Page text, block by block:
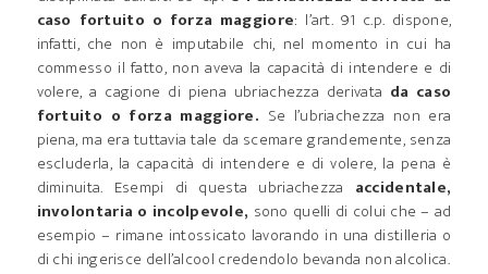
caso fortuito o forza maggiore: l’art. 91 c.p. dispone,
infatti, che non è imputabile chi, nel momento in cui ha
commesso il fatto, non aveva la capacità di intendere e di
volere, a cagione di piena ubriachezza derivata da caso
fortuito o forza maggiore. Se l’ubriachezza non era
piena, ma era tuttavia tale da scemare grandemente, senza
escluderla, la capacità di intendere e di volere, la pena è
diminuita. Esempi di questa ubriachezza accidentale,
involontaria o incolpevole, sono quelli di colui che – ad
esempio – rimane intossicato lavorando in una distilleria o
di chi ingerisce dell’alcool credendolo bevanda non alcolica.